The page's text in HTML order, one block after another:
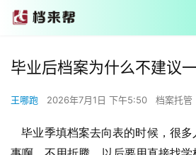
毕业后档案为什么不建议
王哪跑 2026年7月1日 下午5:50 档案托管
毕业季填档案去向表的时候，很